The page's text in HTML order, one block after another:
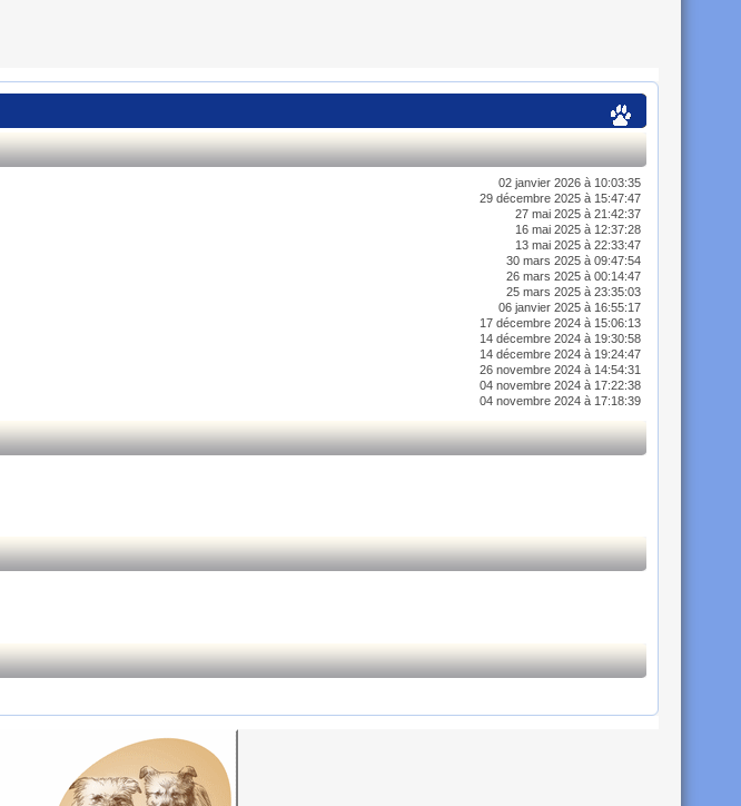
02 janvier 2026 à 10:03:35
29 décembre 2025 à 15:47:47
27 mai 2025 à 21:42:37
16 mai 2025 à 12:37:28
13 mai 2025 à 22:33:47
30 mars 2025 à 09:47:54
26 mars 2025 à 00:14:47
25 mars 2025 à 23:35:03
06 janvier 2025 à 16:55:17
17 décembre 2024 à 15:06:13
14 décembre 2024 à 19:30:58
14 décembre 2024 à 19:24:47
26 novembre 2024 à 14:54:31
04 novembre 2024 à 17:22:38
04 novembre 2024 à 17:18:39